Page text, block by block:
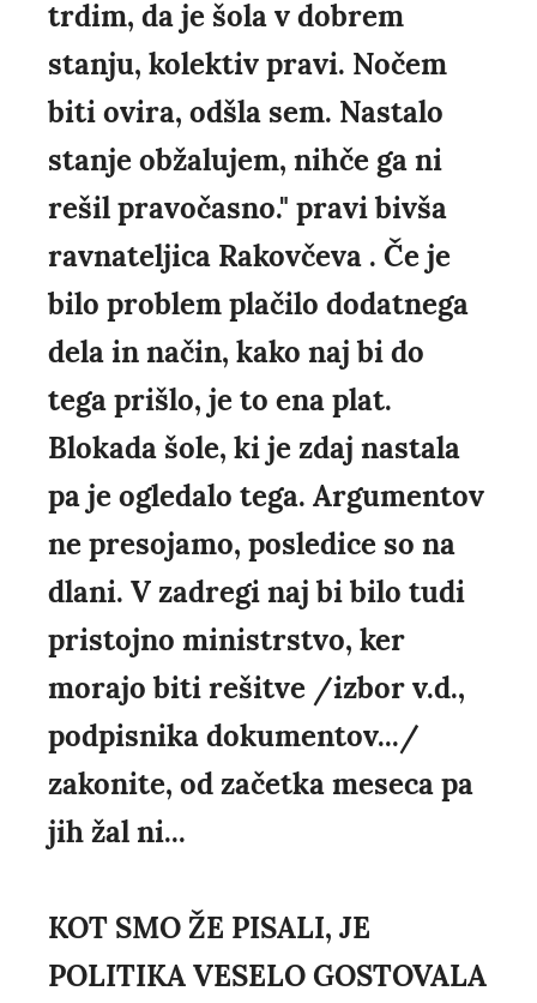
trdim, da je šola v dobrem
stanju, kolektiv pravi. Nočem
biti ovira, odšla sem. Nastalo
stanje obžalujem, nihče ga ni
rešil pravočasno." pravi bivša
ravnateljica Rakovčeva . Če je
bilo problem plačilo dodatnega
dela in način, kako naj bi do
tega prišlo, je to ena plat.
Blokada šole, ki je zdaj nastala
pa je ogledalo tega. Argumentov
ne presojamo, posledice so na
dlani. V zadregi naj bi bilo tudi
pristojno ministrstvo, ker
morajo biti rešitve /izbor v.d.,
podpisnika dokumentov.../
zakonite, od začetka meseca pa
jih žal ni...
KOT SMO ŽE PISALI, JE
POLITIKA VESELO GOSTOVALA